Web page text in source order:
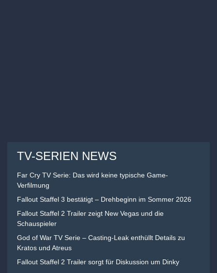
TV-SERIEN NEWS
Far Cry TV Serie: Das wird keine typische Game-
Verfilmung
Fallout Staffel 3 bestätigt – Drehbeginn im Sommer 2026
Fallout Staffel 2 Trailer zeigt New Vegas und die
Schauspieler
God of War TV Serie – Casting-Leak enthüllt Details zu
Kratos und Atreus
Fallout Staffel 2 Trailer sorgt für Diskussion um Dinky